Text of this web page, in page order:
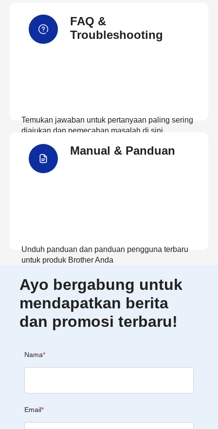
FAQ &
Troubleshooting
Temukan jawaban untuk pertanyaan paling sering
diajukan dan pemecahan masalah di sini
Manual & Panduan
Unduh panduan dan panduan pengguna terbaru
untuk produk Brother Anda
Lihat Panduan
Ayo bergabung untuk
mendapatkan berita
dan promosi terbaru!
Nama*
Email*